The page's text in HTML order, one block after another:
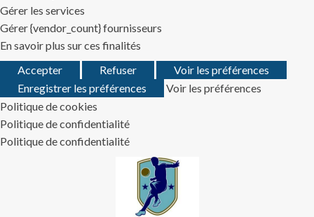
Gérer les services
Gérer {vendor_count} fournisseurs
En savoir plus sur ces finalités
Accepter
Refuser
Voir les préférences
Enregistrer les préférences
Voir les préférences
Politique de cookies
Politique de confidentialité
Politique de confidentialité